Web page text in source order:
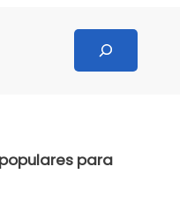
para